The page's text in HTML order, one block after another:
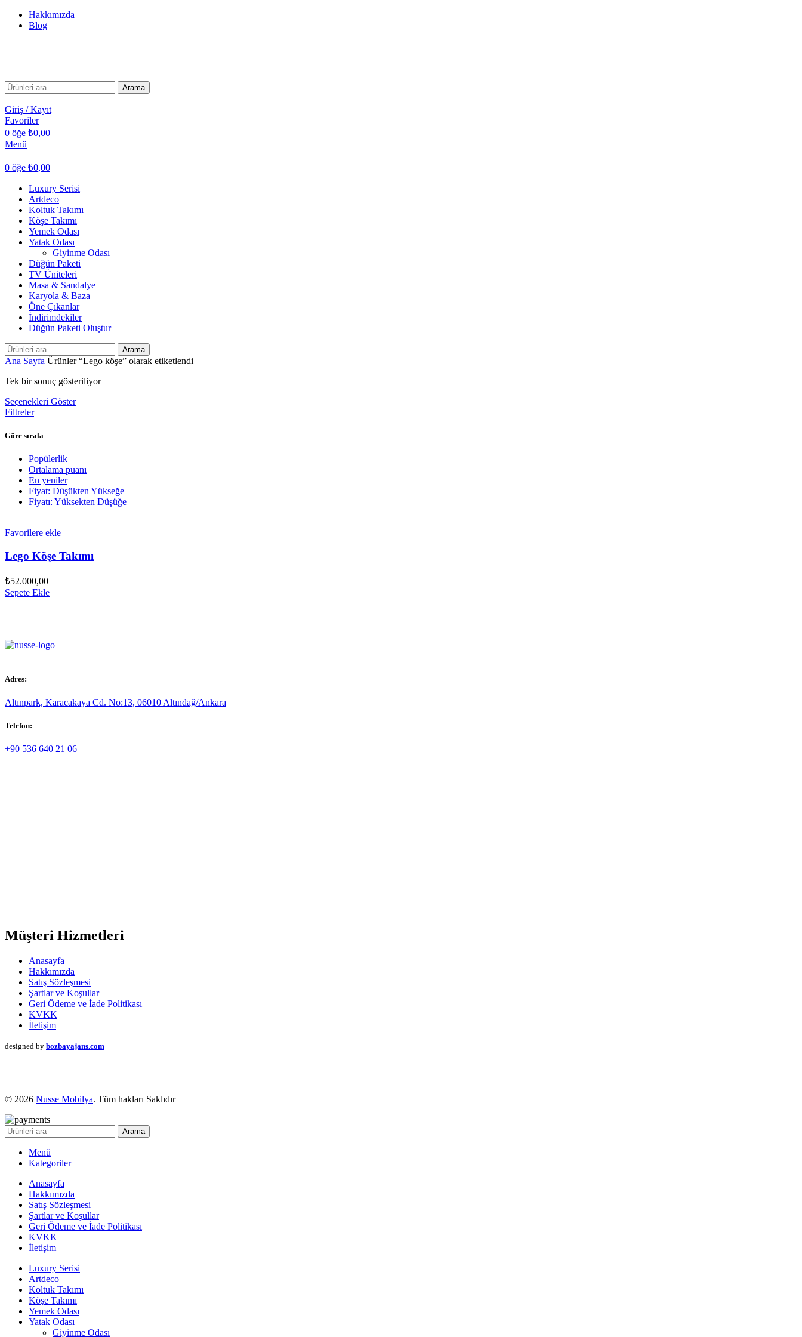
Hakkımızda
Blog
Arama
Giriş / Kayıt
Favoriler
0 öğe ₺0,00
Menü
0 öğe ₺0,00
Luxury Serisi
Artdeco
Koltuk Takımı
Köşe Takımı
Yemek Odası
Yatak Odası
Giyinme Odası
Düğün Paketi
TV Üniteleri
Masa & Sandalye
Karyola & Baza
Öne Çıkanlar
İndirimdekiler
Düğün Paketi Oluştur
Arama
Ana Sayfa Ürünler “Lego köşe” olarak etiketlendi
Tek bir sonuç gösteriliyor
Seçenekleri Göster
Filtreler
Göre sırala
Popülerlik
Ortalama puanı
En yeniler
Fiyat: Düşükten Yükseğe
Fiyatı: Yüksekten Düşüğe
Favorilere ekle
Lego Köşe Takımı
₺52.000,00
Sepete Ekle
Adres:
Altınpark, Karacakaya Cd. No:13, 06010 Altındağ/Ankara
Telefon:
+90 536 640 21 06
Müşteri Hizmetleri
Anasayfa
Hakkımızda
Satış Sözleşmesi
Şartlar ve Koşullar
Geri Ödeme ve İade Politikası
KVKK
İletişim
designed by bozbayajans.com
© 2026 Nusse Mobilya. Tüm hakları Saklıdır
Arama
Menü
Kategoriler
Anasayfa
Hakkımızda
Satış Sözleşmesi
Şartlar ve Koşullar
Geri Ödeme ve İade Politikası
KVKK
İletişim
Luxury Serisi
Artdeco
Koltuk Takımı
Köşe Takımı
Yemek Odası
Yatak Odası
Giyinme Odası